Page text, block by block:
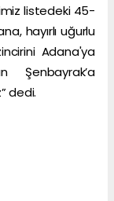
listedeki 45-
hayırlı uğurlu
Adana'ya
dedi.